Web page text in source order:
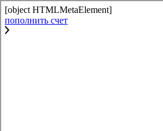
[object HTMLMetaElement]
пополнить счет